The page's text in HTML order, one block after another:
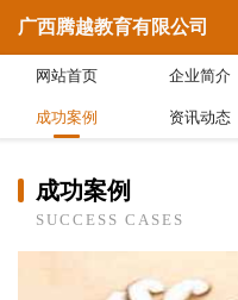
广西腾越教育有限公司
网站首页 企业简介
成功案例 资讯动态
成功案例
SUCCESS CASES